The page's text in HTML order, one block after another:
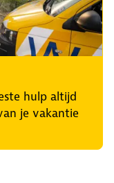
hulp altijd
je vakantie